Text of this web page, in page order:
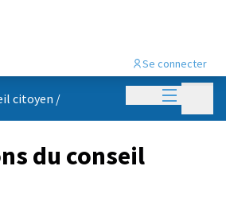
Menu
Se connecter
citoyen /
du conseil